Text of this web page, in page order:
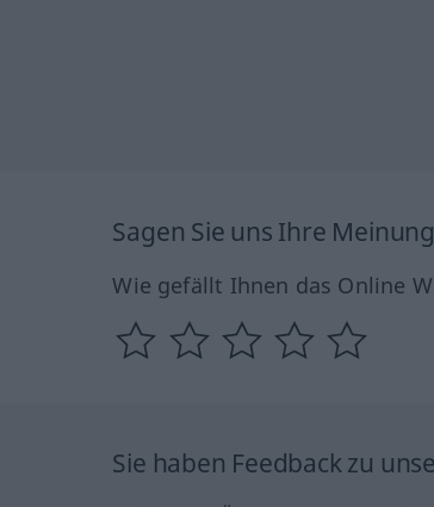
Sagen Sie uns Ihre
Wie gefällt Ihnen das Online
Sie haben Feedback zu